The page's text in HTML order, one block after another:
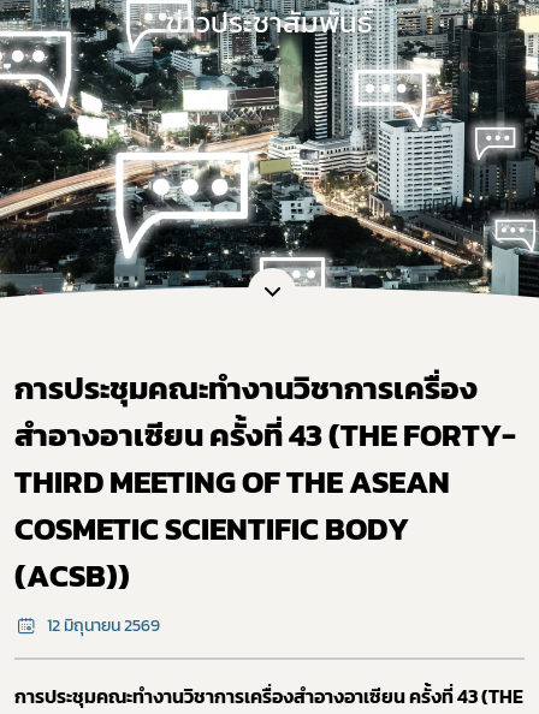
ข่าวประชาสัมพันธ์
การประชุมคณะทำงานวิชาการเครื่อง
สำอางอาเซียน ครั้งที่ 43 (THE FORTY-
THIRD MEETING OF THE ASEAN
COSMETIC SCIENTIFIC BODY
(ACSB))
12 มิถุนายน 2569
การประชุมคณะทำงานวิชาการเครื่องสำอางอาเซียน ครั้งที่ 43(THE